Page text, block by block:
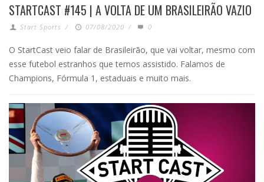
STARTCAST #145 | A VOLTA DE UM BRASILEIRÃO VAZIO
Start Sports / 07/08/2020 / 0
O StartCast veio falar de Brasileirão, que vai voltar, mesmo com
esse futebol estranhos que temos assistido. Falamos de
Champions, Fórmula 1, estaduais e muito mais.